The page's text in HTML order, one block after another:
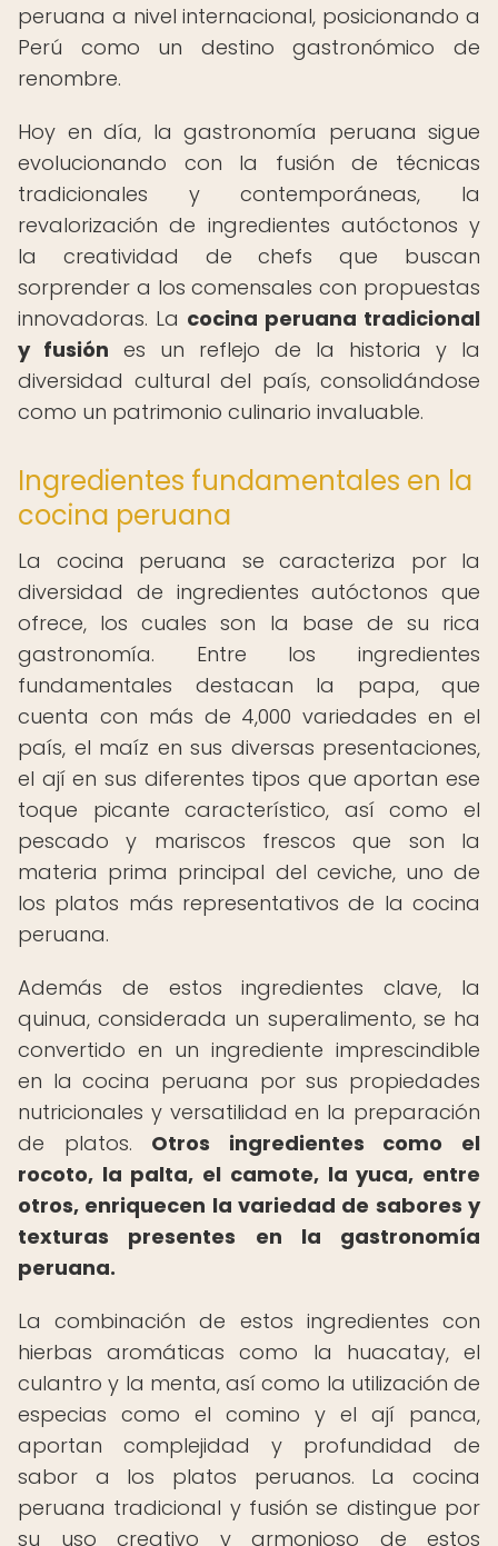
peruana a nivel internacional, posicionando a
Perú como un destino gastronómico de
renombre.
Hoy en día, la gastronomía peruana sigue
evolucionando con la fusión de técnicas
tradicionales y contemporáneas, la
revalorización de ingredientes autóctonos y
la creatividad de chefs que buscan
sorprender a los comensales con propuestas
innovadoras. La cocina peruana tradicional
y fusión es un reflejo de la historia y la
diversidad cultural del país, consolidándose
como un patrimonio culinario invaluable.
Ingredientes fundamentales en la
cocina peruana
La cocina peruana se caracteriza por la
diversidad de ingredientes autóctonos que
ofrece, los cuales son la base de su rica
gastronomía. Entre los ingredientes
fundamentales destacan la papa, que
cuenta con más de 4,000 variedades en el
país, el maíz en sus diversas presentaciones,
el ají en sus diferentes tipos que aportan ese
toque picante característico, así como el
pescado y mariscos frescos que son la
materia prima principal del ceviche, uno de
los platos más representativos de la cocina
peruana.
Además de estos ingredientes clave, la
quinua, considerada un superalimento, se ha
convertido en un ingrediente imprescindible
en la cocina peruana por sus propiedades
nutricionales y versatilidad en la preparación
de platos. Otros ingredientes como el
rocoto, la palta, el camote, la yuca, entre
otros, enriquecen la variedad de sabores y
texturas presentes en la gastronomía
peruana.
La combinación de estos ingredientes con
hierbas aromáticas como la huacatay, el
culantro y la menta, así como la utilización de
especias como el comino y el ají panca,
aportan complejidad y profundidad de
sabor a los platos peruanos. La cocina
peruana tradicional y fusión se distingue por
su uso creativo y armonioso de estos